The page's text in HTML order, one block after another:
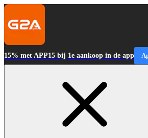
15% met APP15 bij 1e aankoop in de app